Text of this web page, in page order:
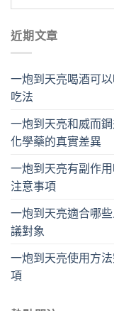
近期文章
一炮到天亮喝酒可
吃法
一炮到天亮和威而
化學藥的真實差異
一炮到天亮有副作
注意事項
一炮到天亮適合哪
議對象
一炮到天亮使用方
項